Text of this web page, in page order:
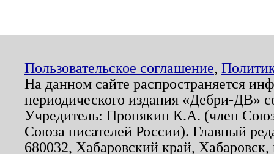
Пользовательское соглашение,
На данном сайте распространяется
периодического издания «Дебри-ДВ»
Учредитель: Пронякин К.А. (член
Союза писателей России). Главный
680032, Хабаровский край,